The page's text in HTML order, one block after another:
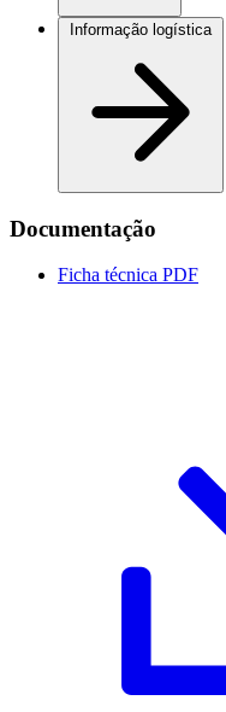
Documentação
Ficha técnica PDF